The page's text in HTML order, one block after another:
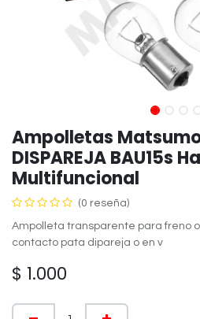
Ampolletas
DISPAREJA BAU15s
Multifuncional
(0 reseña)
Ampolleta transparente para freno
contacto pata dipareja o en v
$ 1.000